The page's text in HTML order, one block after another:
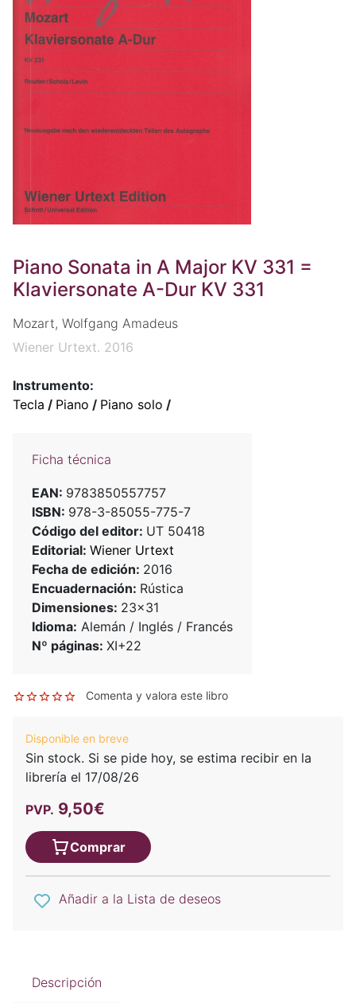
Piano Sonata in A Major KV 331 =
Klaviersonate A-Dur KV 331
Mozart, Wolfgang Amadeus
Wiener Urtext. 2016
Instrumento:
Tecla / Piano / Piano solo /
Ficha técnica
EAN: 9783850557757
ISBN: 978-3-85055-775-7
Código del editor: UT 50418
Editorial: Wiener Urtext
Fecha de edición: 2016
Encuadernación: Rústica
Dimensiones: 23x31
Idioma: Alemán / Inglés / Francés
Nº páginas: XI+22
Comenta y valora este libro
Disponible en breve
Sin stock. Si se pide hoy, se estima recibir en la
librería el 17/08/26
PVP. 9,50€
Comprar
Añadir a la Lista de deseos
Descripción